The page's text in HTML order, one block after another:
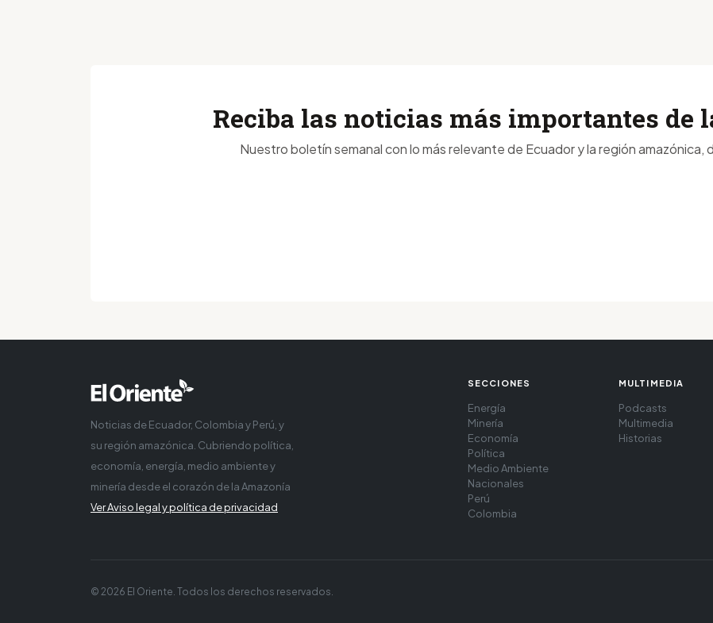
Reciba las noticias más importantes de
Nuestro boletín semanal con lo más relevante de Ecuador y la región amazónica,
Noticias de Ecuador, Colombia y Perú, y
su región amazónica. Cubriendo política,
economía, energía, medio ambiente y
minería desde el corazón de la Amazonía
Ver Aviso legal y política de privacidad
SECCIONES
Energía
Minería
Economía
Política
Medio Ambiente
Nacionales
Perú
Colombia
MULTIMEDIA
Podcasts
Multimedia
Historias
© 2026 El Oriente. Todos los derechos reservados.